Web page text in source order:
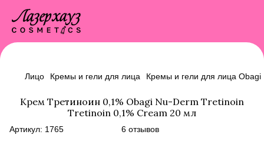
Лицо Кремы и гели для лица Кремы и гели для лица Obagi
Крем Tpетинoин 0,1% Obagi Nu-Derm Тrеtіnоіn
Тrеtіnоіn 0,1% Cream 20 мл
Артикул: 1765 6 отзывов